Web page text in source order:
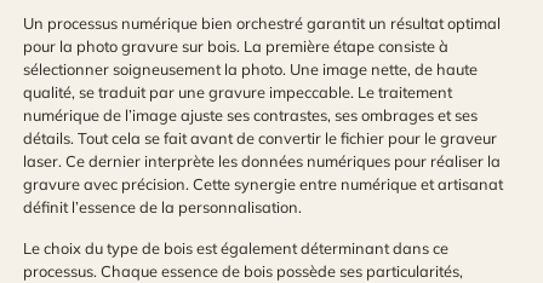
Un processus numérique bien orchestré garantit un résultat optimal
pour la photo gravure sur bois. La première étape consiste à
sélectionner soigneusement la photo. Une image nette, de haute
qualité, se traduit par une gravure impeccable. Le traitement
numérique de l’image ajuste ses contrastes, ses ombrages et ses
détails. Tout cela se fait avant de convertir le fichier pour le graveur
laser. Ce dernier interprète les données numériques pour réaliser la
gravure avec précision. Cette synergie entre numérique et artisanat
définit l’essence de la personnalisation.
Le choix du type de bois est également déterminant dans ce
processus. Chaque essence de bois possède ses particularités,